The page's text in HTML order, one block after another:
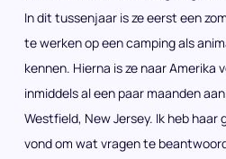
In dit tussenjaar is ze eerst een
te werken op een camping als
kennen. Hierna is ze naar Amerika
inmiddels al een paar maanden
Westfield, New Jersey. Ik heb haar
vond om wat vragen te